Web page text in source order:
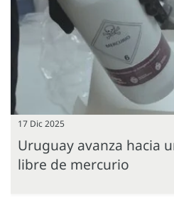
17 Dic 2025
Uruguay avanza hacia
libre de mercurio